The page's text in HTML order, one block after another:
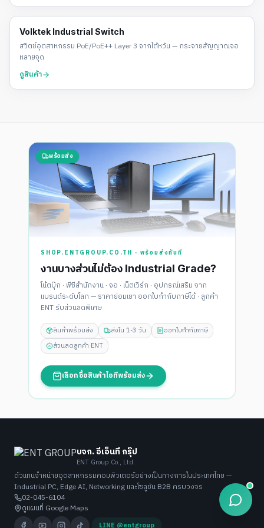
POE SWITCH
Volktek Industrial Switch
สวิตช์อุตสาหกรรม PoE/PoE++ Layer 3 จากไต้หวัน — กระจายสัญญาณจอ
หลายจุด
ดูสินค้า
พร้อมส่ง
SHOP.ENTGROUP.CO.TH · พร้อมส่งทันที
งานบางส่วนไม่ต้อง Industrial Grade?
โน้ตบุ๊ก · พีซีสำนักงาน · จอ · เน็ตเวิร์ก · อุปกรณ์เสริม จาก
แบรนด์ระดับโลก — ราคาย่อมเยา ออกใบกำกับภาษีได้ · ลูกค้า
ENT รับส่วนลดพิเศษ
สินค้าพร้อมส่ง ส่งใน 1-3 วัน
ออกใบกำกับภาษี
ส่วนลดลูกค้า ENT
เลือกซื้อสินค้าไอทีพร้อมส่ง
บจก. อีเอ็นที กรุ๊ป
ENT Group Co., Ltd.
ตัวแทนจำหน่ายอุตสาหกรรมคอมพิวเตอร์อย่างเป็นทางการในประเทศไทย —
Industrial PC, Edge AI, Networking และโซลูชัน B2B ครบวงจร
02-045-6104
ดูแผนที่ Google Maps
LINE @entgroup